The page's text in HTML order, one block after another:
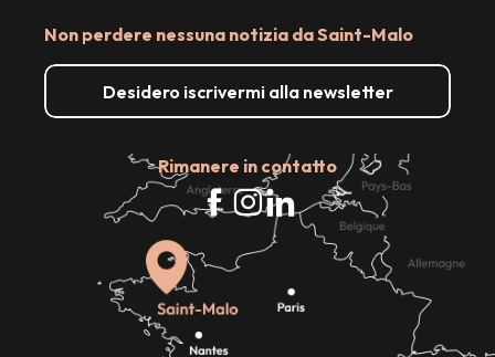
Non perdere nessuna notizia da Saint-Malo
Desidero iscrivermi alla newsletter
Rimanere in contatto